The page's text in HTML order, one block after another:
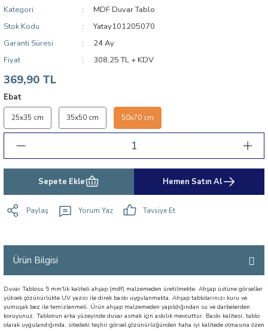
Kategori
MDF Duvar Tablo
Stok Kodu
Yatay101205070
Garanti Süresi
24 Ay
Fiyat
308,25 TL + KDV
369,90 TL
Ebat
25x35 cm 35x50 cm 50x70 cm
Sepete Ekle Hemen Satın Al
Paylaş Yorum Yaz Tavsiye Et
Ürün Bilgisi
Duvar Tablosu 5 mm'lik kaliteli ahşap (mdf) malzemeden üretilmekte. Ahşap üstüne görseller
yüksek çözünürlükte UV yazıcı ile direk baskı uygulanmakta. Ahşap tablolarınızı kuru ve
yumuşak bez ile temizlenmeli. Ürün ahşap malzemeden yapıldığından su ve darbelerden
koruyunuz. Tablonun arka yüzeyinde duvar asmak için askılık mevcuttur. Baskı kalitesi, tablo
olarak uygulandığında, sitedeki teşhir görsel çözünürlüğünden haha iyi kalitede olmasına özen